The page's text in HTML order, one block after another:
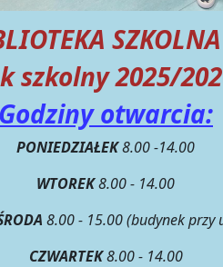
szkolny 2025/
Godziny otwarcia:
PONIEDZIAŁEK8.00 -14.00
WTOREK8.00 - 14.00
8.00 - 15.00 (budynek przy
CZWARTEK8.00 - 14.00